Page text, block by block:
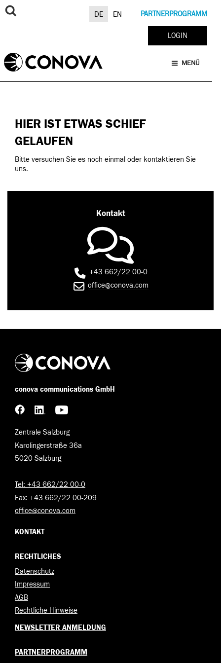
Zum
Inhalt
DE EN PARTNERPROGRAMM
LOGIN
MENÜ
HIER IST ETWAS SCHIEF
GELAUFEN
Bitte versuchen Sie es noch einmal oder kontaktieren Sie
uns.
Kontakt
+43 662/22 00-0
office@conova.com
conova communications GmbH
Zentrale Salzburg
Karolingerstraße 36a
5020 Salzburg
Tel: +43 662/22 00-0
Fax: +43 662/22 00-209
office@conova.com
KONTAKT
RECHTLICHES
Datenschutz
Impressum
AGB
Rechtliche Hinweise
NEWSLETTER ANMELDUNG
PARTNERPROGRAMM